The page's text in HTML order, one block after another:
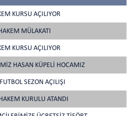
KURSU AÇILIYOR
MÜLAKATI
KURSU AÇILIYOR
HASAN KÜPELİ HOCAMIZ
SEZON AÇILIŞI
KURULU ATANDI